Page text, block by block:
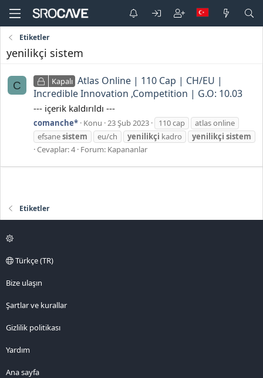
Etiketler
yenilikçi sistem
C Kapalı Atlas Online | 110 Cap | CH/EU |
Incredible Innovation ,Competition | G.O: 10.03
--- içerik kaldırıldı ---
comanche* Konu 23 Şub 2023 110 cap
atlas online
efsanesistem eu/ch yenilikçi kadro yenilikçi sistem
Cevaplar: 4 Forum: Kapananlar
Etiketler
Türkçe (TR)
Bize ulaşın
Şartlar ve kurallar
Gizlilik politikası
Yardım
Ana sayfa